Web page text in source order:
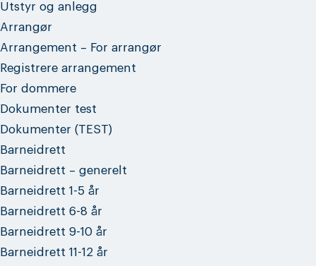
Utstyr og anlegg
Arrangør
Arrangement – For arrangør
Registrere arrangement
For dommere
Dokumenter test
Dokumenter (TEST)
Barneidrett
Barneidrett – generelt
Barneidrett 1-5 år
Barneidrett 6-8 år
Barneidrett 9-10 år
Barneidrett 11-12 år